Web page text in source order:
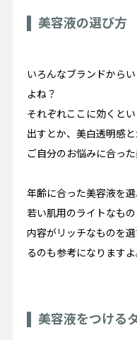
美容液の選び方
いろんなブランドから
よね？
それぞれここに効くと
出すとか、美白透明感と
ご自分のお悩みに合っ
年齢に合った美容液を選
若い肌用のライトなもの
内容がリッチなものを
るのも参考になりますよ
美容液をつける